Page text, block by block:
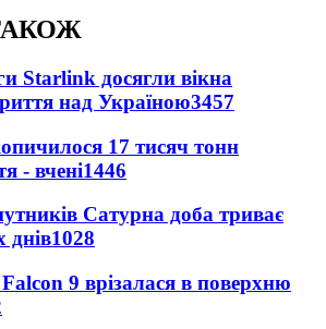
Starlink досягли вікна
над Україною3457
17 тисяч тонн
- вчені1446
Сатурна доба триває
днів1028
9 врізалася в поверхню